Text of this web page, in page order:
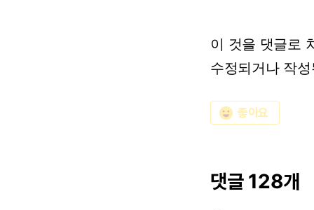
이 것을 댓글로
수정되거나 작
emoji_emotions 좋아요
댓글 128개